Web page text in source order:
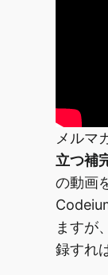
メルマ
立つ補
の動画
ますが
録すれ